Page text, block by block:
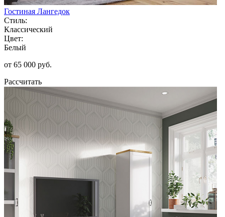
Гостиная Лангедок
Стиль:
Классический
Цвет:
Белый
от 65 000 руб.
Рассчитать